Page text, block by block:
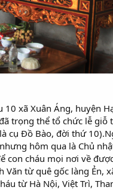
xã Xuân Áng, huyện
trọng thể tổ chức lễ giỗ
cụ Đồ Bào, đời thứ
hôm qua là Chủ
con cháu mọi nơi về
từ quê gốc làng Ẻn,
từ Hà Nội, Việt Trì,